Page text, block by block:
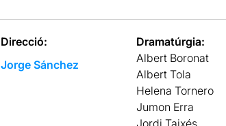
Direcció:
Jorge Sánchez
Dramatúrgia:
Albert Boronat
Albert Tola
Helena Tornero
Jumon Erra
Jordi Taixés